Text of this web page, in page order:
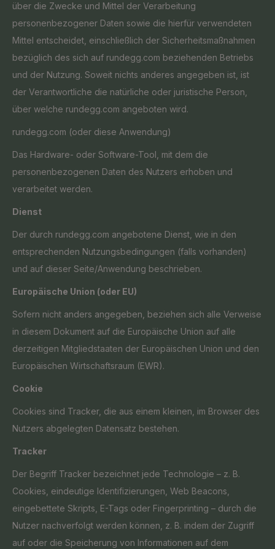
über die Zwecke und Mittel der Verarbeitung
personenbezogener Daten sowie die hierfür verwendeten
Mittel entscheidet, einschließlich der Sicherheitsmaßnahmen
bezüglich des sich auf rundegg.com beziehenden Betriebs
und der Nutzung. Soweit nichts anderes angegeben ist, ist
der Verantwortliche die natürliche oder juristische Person,
über welche rundegg.com angeboten wird.
rundegg.com (oder diese Anwendung)
Das Hardware- oder Software-Tool, mit dem die
personenbezogenen Daten des Nutzers erhoben und
verarbeitet werden.
Dienst
Der durch rundegg.com angebotene Dienst, wie in den
entsprechenden Nutzungsbedingungen (falls vorhanden)
und auf dieser Seite/Anwendung beschrieben.
Europäische Union (oder EU)
Sofern nicht anders angegeben, beziehen sich alle Verweise
in diesem Dokument auf die Europäische Union auf alle
derzeitigen Mitgliedstaaten der Europäischen Union und den
Europäischen Wirtschaftsraum (EWR).
Cookie
Cookies sind Tracker, die aus einem kleinen, im Browser des
Nutzers abgelegten Datensatz bestehen.
Tracker
Der Begriff Tracker bezeichnet jede Technologie – z. B.
Cookies, eindeutige Identifizierungen, Web Beacons,
eingebettete Skripts, E-Tags oder Fingerprinting – durch die
Nutzer nachverfolgt werden können, z. B. indem der Zugriff
auf oder die Speicherung von Informationen auf dem